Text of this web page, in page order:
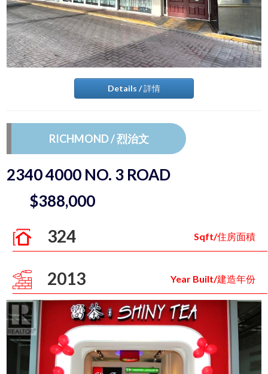
Details / 詳情
RICHMOND / 烈治文
2340 4000 NO. 3 ROAD
$388,000
324 Sqft/住房面積
2013 Year Built/建造年份